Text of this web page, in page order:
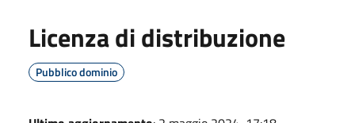
Licenza di distribuzione
Pubblico dominio